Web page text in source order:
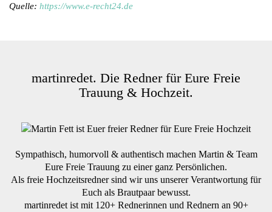
Quelle: https://www.e-recht24.de
martinredet. Die Redner für Eure Freie
Trauung & Hochzeit.
Sympathisch, humorvoll & authentisch machen Martin & Team
Eure Freie Trauung zu einer ganz Persönlichen.
Als freie Hochzeitsredner sind wir uns unserer Verantwortung für
Euch als Brautpaar bewusst.
martinredet ist mit 120+ Rednerinnen und Rednern an 90+